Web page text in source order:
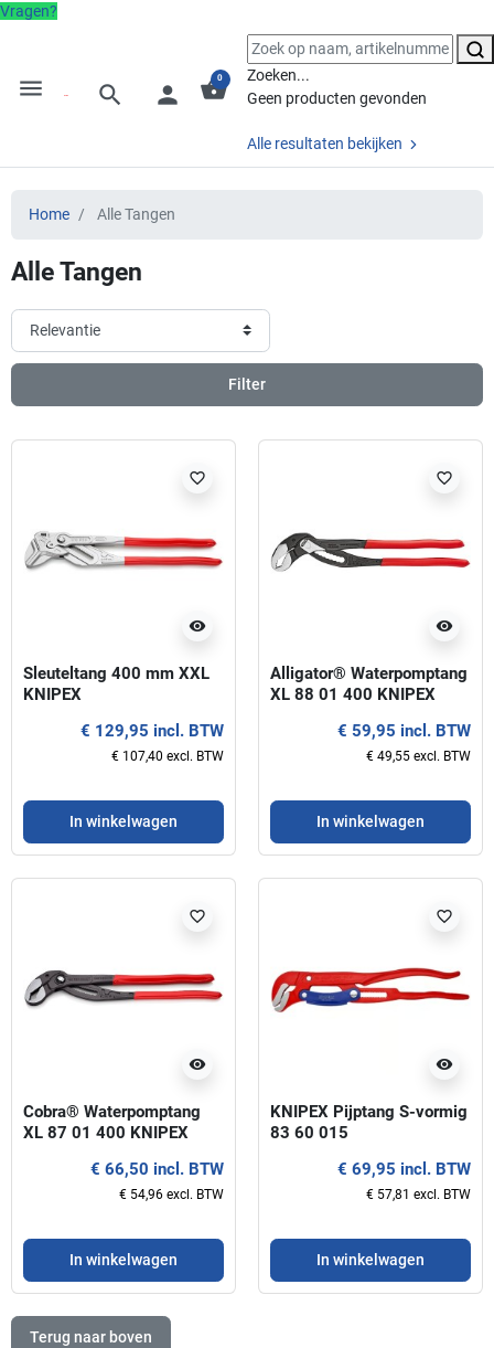
Vragen?
menu search person shopping_basket
0
Zoeken...
Geen producten gevonden
Alle resultaten bekijken
Home Alle Tangen
Alle Tangen
Filter
visibility
favorite_border
Sleuteltang 400 mm XXL
KNIPEX
€ 129,95 incl. BTW
€ 107,40 excl. BTW
In winkelwagen
visibility
favorite_border
Alligator® Waterpomptang
XL 88 01 400 KNIPEX
€ 59,95 incl. BTW
€ 49,55 excl. BTW
In winkelwagen
visibility
favorite_border
Cobra® Waterpomptang
XL 87 01 400 KNIPEX
€ 66,50 incl. BTW
€ 54,96 excl. BTW
In winkelwagen
visibility
favorite_border
KNIPEX Pijptang S-vormig
83 60 015
€ 69,95 incl. BTW
€ 57,81 excl. BTW
In winkelwagen
Terug naar boven